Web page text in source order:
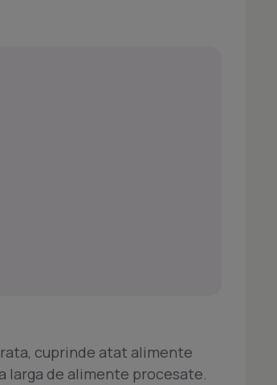
cuprinde atat alimente
larga de alimente procesate.